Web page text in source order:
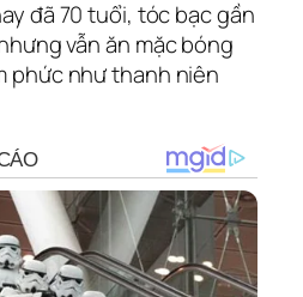
đã 70 tuổi, tóc bạc gần
vẫn ăn mặc bóng
phức như thanh niên